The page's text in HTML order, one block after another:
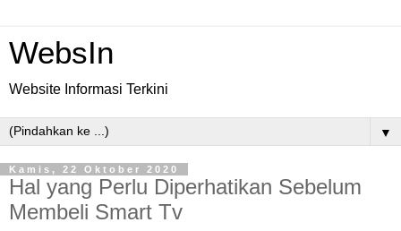
WebsIn
Website Informasi Terkini
▼
Kamis, 22 Oktober 2020
Hal yang Perlu Diperhatikan Sebelum
Membeli Smart Tv